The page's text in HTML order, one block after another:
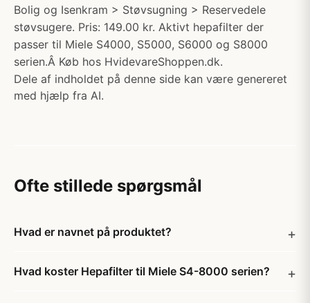
Bolig og Isenkram > Støvsugning > Reservedele
støvsugere. Pris: 149.00 kr. Aktivt hepafilter der
passer til Miele S4000, S5000, S6000 og S8000
serien.Â Køb hos HvidevareShoppen.dk.
Dele af indholdet på denne side kan være genereret
med hjælp fra AI.
Ofte stillede spørgsmål
Hvad er navnet på produktet?
Hvad koster Hepafilter til Miele S4-8000 serien?